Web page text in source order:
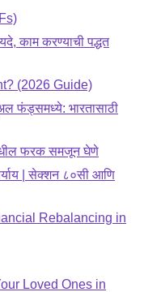
काम करण्याची पद्धत
(2026 Guide)
फंड्समध्ये: भारतासाठी
फरक समजून घेणे
| सेक्शन ८०सी आणि
Rebalancing in
Loved Ones in